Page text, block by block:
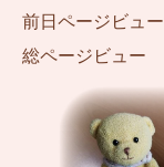
前日ページビュー
総ページビュー